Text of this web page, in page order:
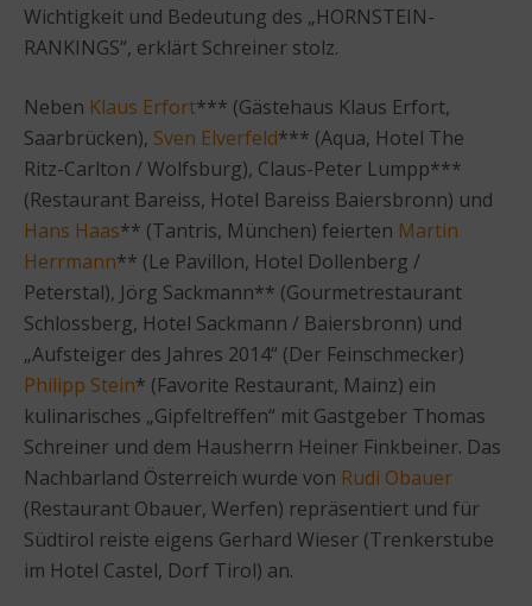
Wichtigkeit und Bedeutung des „HORNSTEIN-
RANKINGS“, erklärt Schreiner stolz.
Neben Klaus Erfort*** (Gästehaus Klaus Erfort,
Saarbrücken), Sven Elverfeld*** (Aqua, Hotel The
Ritz-Carlton / Wolfsburg), Claus-Peter Lumpp***
(Restaurant Bareiss, Hotel Bareiss Baiersbronn) und
Hans Haas** (Tantris, München) feierten Martin
Herrmann** (Le Pavillon, Hotel Dollenberg /
Peterstal), Jörg Sackmann** (Gourmetrestaurant
Schlossberg, Hotel Sackmann / Baiersbronn) und
„Aufsteiger des Jahres 2014“ (Der Feinschmecker)
Philipp Stein* (Favorite Restaurant, Mainz) ein
kulinarisches „Gipfeltreffen“ mit Gastgeber Thomas
Schreiner und dem Hausherrn Heiner Finkbeiner. Das
Nachbarland Österreich wurde von Rudi Obauer
(Restaurant Obauer, Werfen) repräsentiert und für
Südtirol reiste eigens Gerhard Wieser (Trenkerstube
im Hotel Castel, Dorf Tirol) an.